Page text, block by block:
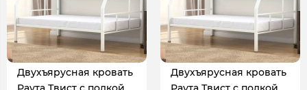
Двухъярусная кровать
Двухъярусная кровать